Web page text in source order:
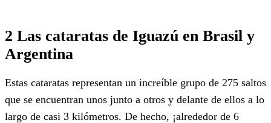
2 Las cataratas de Iguazú en Brasil y
Argentina
Estas cataratas representan un increíble grupo de 275 saltos
que se encuentran unos junto a otros y delante de ellos a lo
largo de casi 3 kilómetros. De hecho, ¡alrededor de 6